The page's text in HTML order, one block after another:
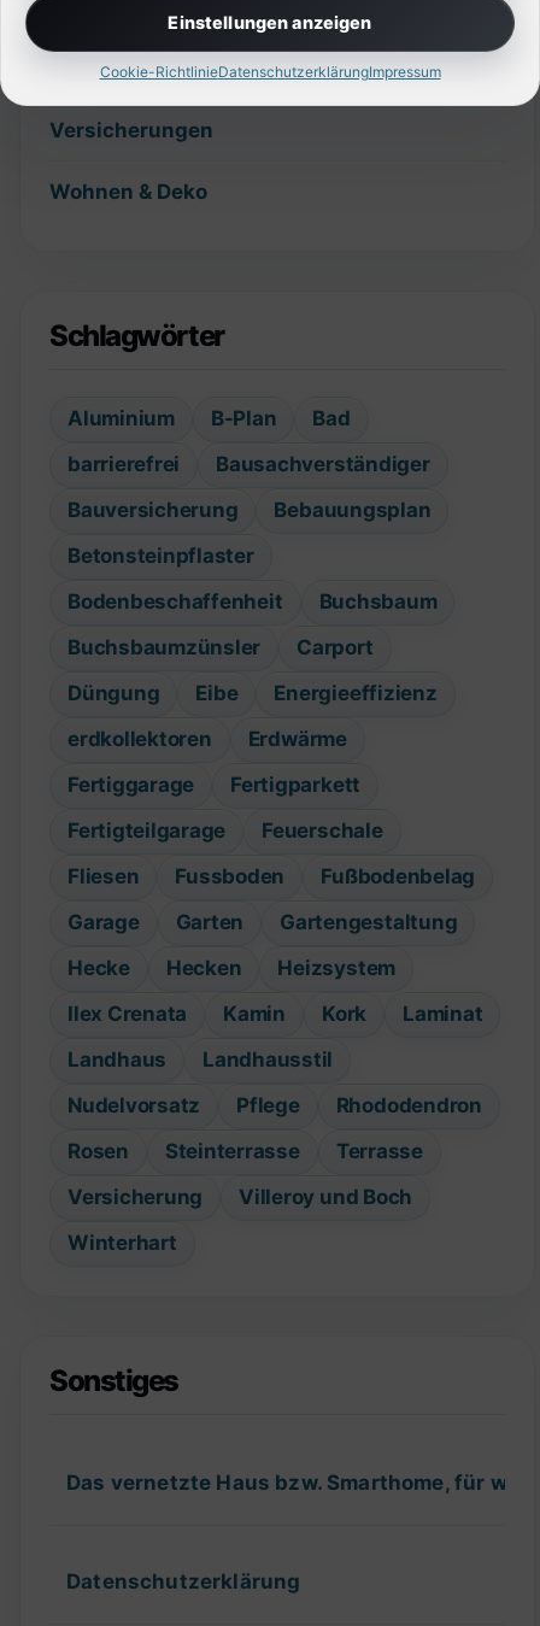
Einstellungen anzeigen
Cookie-RichtlinieDatenschutzerklärungImpressum
Technik
Versicherungen
Wohnen & Deko
Schlagwörter
Aluminium B-Plan
Bad
barrierefrei
Bausachverständiger
Bauversicherung
Bebauungsplan
Betonsteinpflaster
Bodenbeschaffenheit
Buchsbaum
Buchsbaumzünsler
Carport
Düngung
Eibe
Energieeffizienz
erdkollektoren
Erdwärme
Fertiggarage
Fertigparkett
Fertigteilgarage
Feuerschale
Fliesen
Fussboden
Fußbodenbelag
Garage
Garten
Gartengestaltung
Hecke
Hecken
Heizsystem
Ilex Crenata
Kamin Kork
Laminat
Landhaus
Landhausstil
Nudelvorsatz
Pflege
Rhododendron
Rosen
Steinterrasse
Terrasse
Versicherung
Villeroy und Boch
Winterhart
Sonstiges
Das vernetzte Haus bzw. Smarthome, für
Datenschutzerklärung